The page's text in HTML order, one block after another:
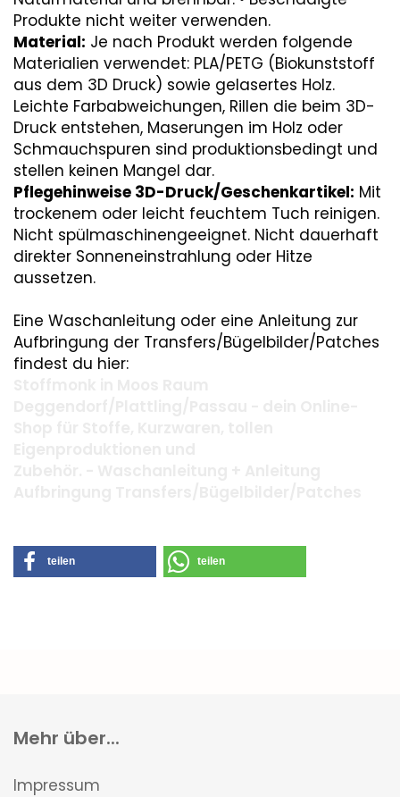
Produkte nicht weiter verwenden.
Material: Je nach Produkt werden folgende
Materialien verwendet: PLA/PETG (Biokunststoff
aus dem 3D Druck) sowie gelasertes Holz.
Leichte Farbabweichungen, Rillen die beim 3D-
Druck entstehen, Maserungen im Holz oder
Schmauchspuren sind produktionsbedingt und
stellen keinen Mangel dar.
Pflegehinweise 3D-Druck/Geschenkartikel: Mit
trockenem oder leicht feuchtem Tuch reinigen.
Nicht spülmaschinengeeignet. Nicht dauerhaft
direkter Sonneneinstrahlung oder Hitze
aussetzen.
Eine Waschanleitung oder eine Anleitung zur
Aufbringung der Transfers/Bügelbilder/Patches
findest du hier:
teilen teilen
Mehr über...
Impressum